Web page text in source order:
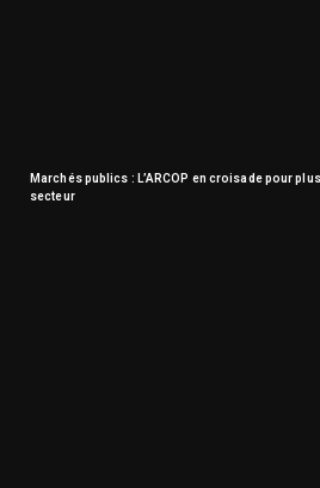
Marchés publics : L’ARCOP en croisade pour
secteur